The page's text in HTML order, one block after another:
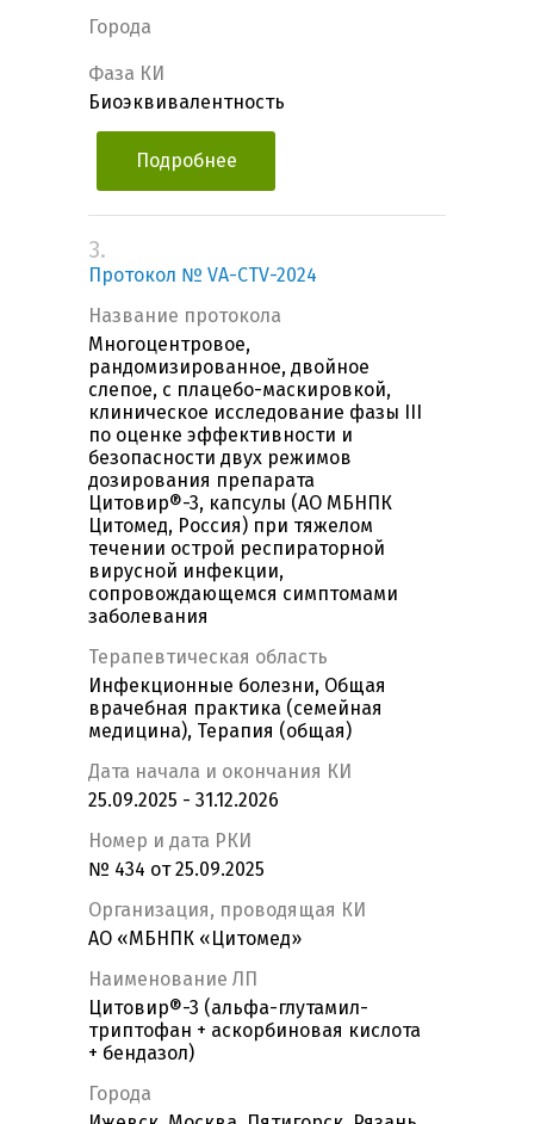
Города
Фаза КИ
Биоэквивалентность
Подробнее
3.
Протокол № VA-CTV-2024
Название протокола
Многоцентровое,
рандомизированное, двойное
слепое, с плацебо-маскировкой,
клиническое исследование фазы III
по оценке эффективности и
безопасности двух режимов
дозирования препарата
Цитовир®-3, капсулы (АО МБНПК
Цитомед, Россия) при тяжелом
течении острой респираторной
вирусной инфекции,
сопровождающемся симптомами
заболевания
Терапевтическая область
Инфекционные болезни, Общая
врачебная практика (семейная
медицина), Терапия (общая)
Дата начала и окончания КИ
25.09.2025 - 31.12.2026
Номер и дата РКИ
№ 434 от 25.09.2025
Организация, проводящая КИ
АО «МБНПК «Цитомед»
Наименование ЛП
Цитовир®-3 (альфа-глутамил-
триптофан + аскорбиновая кислота
+ бендазол)
Города